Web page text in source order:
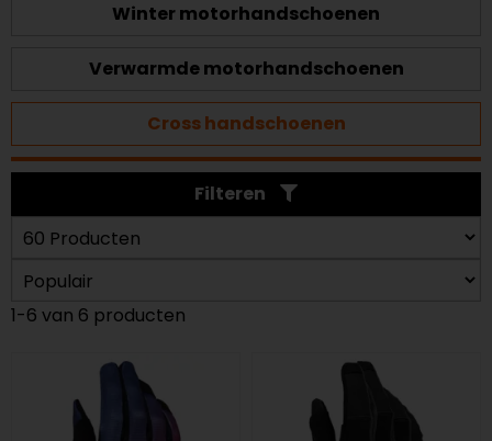
Winter motorhandschoenen
Verwarmde motorhandschoenen
Cross handschoenen
Filteren
1-6 van 6 producten